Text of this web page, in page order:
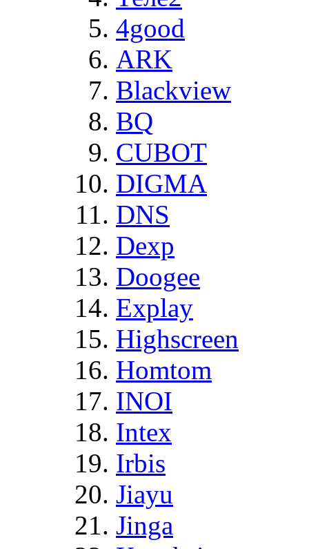
4good
ARK
Blackview
BQ
CUBOT
DIGMA
DNS
Dexp
Doogee
Explay
Highscreen
Homtom
INOI
Intex
Irbis
Jiayu
Jinga